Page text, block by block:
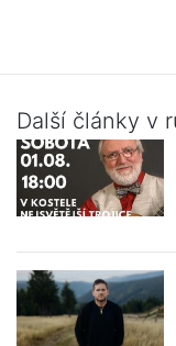
Další články v